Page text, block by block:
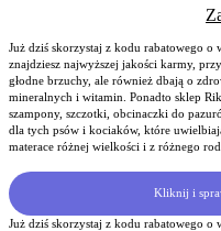
Już dziś skorzystaj z kodu rabatowego
znajdziesz najwyższej jakości karmy,
głodne brzuchy, ale również dbają o
mineralnych i witamin. Ponadto sklep
szampony, szczotki, obcinaczki do
dla tych psów i kociaków, które
materace różnej wielkości i z różnego
Kliknij i
Już dziś skorzystaj z kodu rabatowego